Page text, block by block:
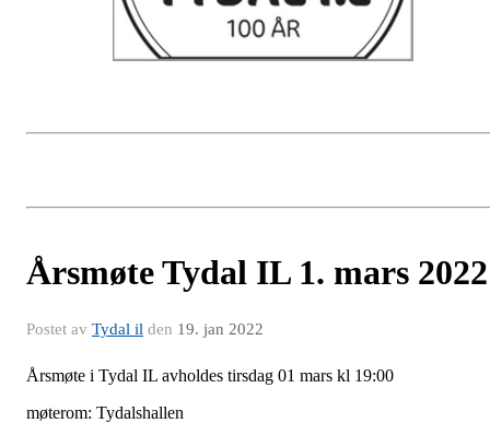
Årsmøte Tydal IL 1. mars 2022
Postet av Tydal il den 19. jan 2022
Årsmøte i Tydal IL avholdes tirsdag 01 mars kl 19:00
møterom: Tydalshallen